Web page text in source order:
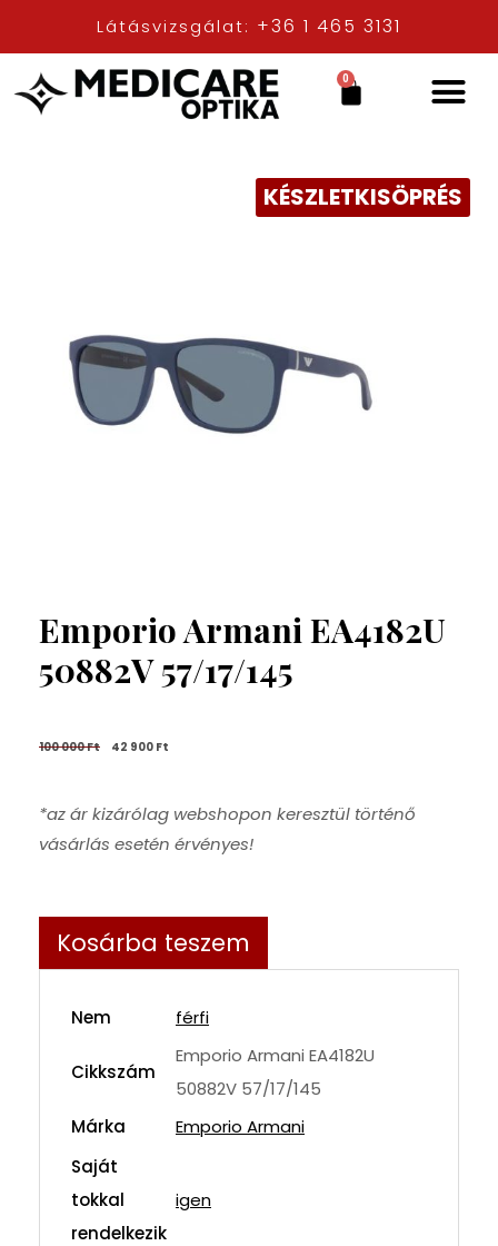
Látásvizsgálat: +36 1 465 3131
0
KÉSZLETKISÖPRÉS
Emporio Armani EA4182U
50882V 57/17/145
100 000 Ft 42 900 Ft
*az ár kizárólag webshopon keresztül történő
vásárlás esetén érvényes!
Kosárba teszem
Nem férfi
Cikkszám
Emporio Armani EA4182U
50882V 57/17/145
Márka
Emporio Armani
Saját
tokkal
rendelkezik
igen